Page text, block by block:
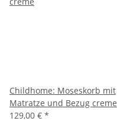
Childhome: Moseskorb mit
Matratze und Bezug creme
129,00 € *